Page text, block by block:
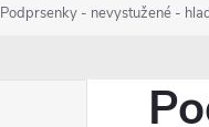
Podprsenky - nevystužené -